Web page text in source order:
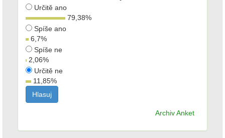
Určitě ano
79,38%
Spíše ano
6,7%
Spíše ne
2,06%
Určitě ne
11,85%
Archiv Anket